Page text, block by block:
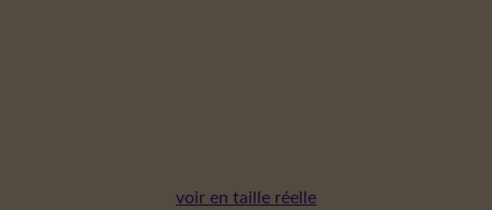
voir en taille réelle